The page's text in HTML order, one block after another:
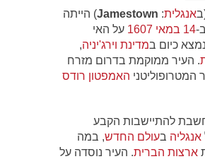
אנגלית:
Jamestown) הייתה
14 במאי 1607 על האי
כיום במדינת וירג'יניה,
. העיר ממוקמת בדרום מזרח
המטרופוליטני האמפטון רודס
להתיישבות הקבע
אנגליה בעולם החדש, במה
ארצות הברית. העיר נוסדה על